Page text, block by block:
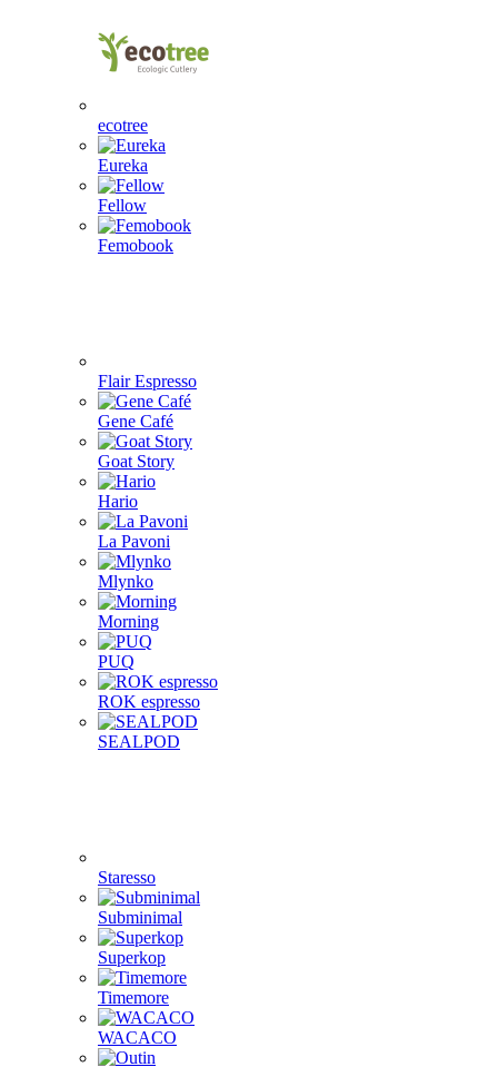
ecotree
Eureka
Fellow
Femobook
Flair Espresso
Gene Café
Goat Story
Hario
La Pavoni
Mlynko
Morning
PUQ
ROK espresso
SEALPOD
Staresso
Subminimal
Superkop
Timemore
WACACO